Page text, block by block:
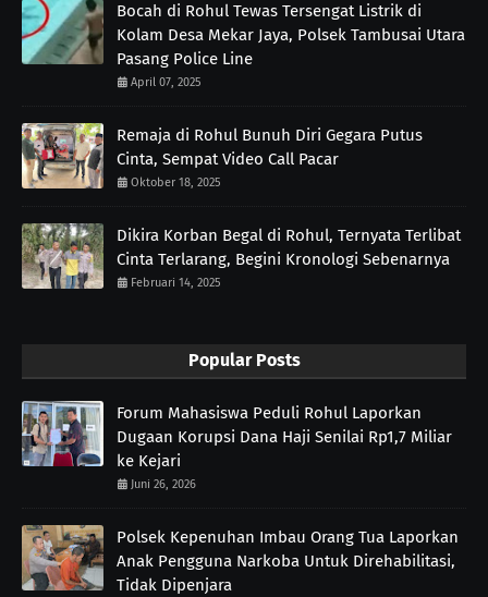
Bocah di Rohul Tewas Tersengat Listrik di
Kolam Desa Mekar Jaya, Polsek Tambusai Utara
Pasang Police Line
April 07, 2025
Remaja di Rohul Bunuh Diri Gegara Putus
Cinta, Sempat Video Call Pacar
Oktober 18, 2025
Dikira Korban Begal di Rohul, Ternyata Terlibat
Cinta Terlarang, Begini Kronologi Sebenarnya
Februari 14, 2025
Popular Posts
Forum Mahasiswa Peduli Rohul Laporkan
Dugaan Korupsi Dana Haji Senilai Rp1,7 Miliar
ke Kejari
Juni 26, 2026
Polsek Kepenuhan Imbau Orang Tua Laporkan
Anak Pengguna Narkoba Untuk Direhabilitasi,
Tidak Dipenjara